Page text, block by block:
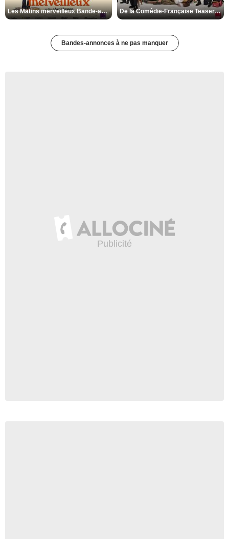
Les Matins merveilleux Bande-annonce VF De la Comédie-Française Teaser VF
Bandes-annonces à ne pas manquer